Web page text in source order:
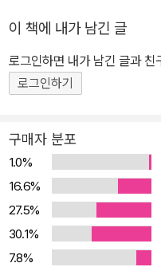
되지 않았던 장편소설 《교수
《셜리》에서 《빌레트》
에서 여성이 처해 있던 상황
정치적 독립 문제를 정면으로
대에는 ‘지나치게 남성적’이라
읽힌다.
립적인 삶, 사랑에 대한 열망
로 표현해 낸 탁월한 작품이다. 샬럿 브론테는 실제로 1842~1844
년 벨기에 브뤼셀의 한 기숙학
의 자전 소설이라고 할 수 있
리를 얻게 된다. 베크 교장, 존
에마뉘엘 선생 그리고 학생들
차분하고 치밀한 목소리로 천천히 들려준다. <
에어>와 비슷해 보인다. 의지
인물들의 생명력 넘치는 개성
밀하면서 사실적인 묘사가 그렇다. <빌레트>는 공간적 배
이 책에 내가 남긴 글
로그인하면 내가 남긴 글과
로그인하기
구매자 분포
1.0%
16.6%
27.5%
30.1%
7.8%